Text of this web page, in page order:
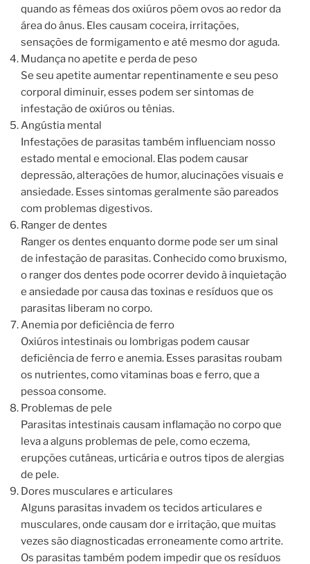
quando as fêmeas dos oxiúros põem ovos ao redor da
área do ânus. Eles causam coceira, irritações,
sensações de formigamento e até mesmo dor aguda.
Mudança no apetite e perda de peso
Se seu apetite aumentar repentinamente e seu peso
corporal diminuir, esses podem ser sintomas de
infestação de oxiúros ou tênias.
Angústia mental
Infestações de parasitas também influenciam nosso
estado mental e emocional. Elas podem causar
depressão, alterações de humor, alucinações visuais e
ansiedade. Esses sintomas geralmente são pareados
com problemas digestivos.
Ranger de dentes
Ranger os dentes enquanto dorme pode ser um sinal
de infestação de parasitas. Conhecido como bruxismo,
o ranger dos dentes pode ocorrer devido à inquietação
e ansiedade por causa das toxinas e resíduos que os
parasitas liberam no corpo.
Anemia por deficiência de ferro
Oxiúros intestinais ou lombrigas podem causar
deficiência de ferro e anemia. Esses parasitas roubam
os nutrientes, como vitaminas boas e ferro, que a
pessoa consome.
Problemas de pele
Parasitas intestinais causam inflamação no corpo que
leva a alguns problemas de pele, como eczema,
erupções cutâneas, urticária e outros tipos de alergias
de pele.
Dores musculares e articulares
Alguns parasitas invadem os tecidos articulares e
musculares, onde causam dor e irritação, que muitas
vezes são diagnosticadas erroneamente como artrite.
Os parasitas também podem impedir que os resíduos